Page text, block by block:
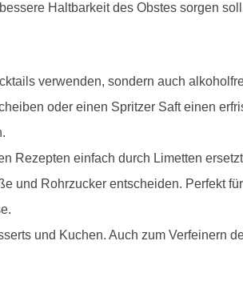
Haltbarkeit des Obstes sorgen
verwenden, sondern auch
oder einen Spritzer Saft einen
Rezepten einfach durch Limetten
und Rohrzucker entscheiden. Perfekt
und Kuchen. Auch zum Verfeinern